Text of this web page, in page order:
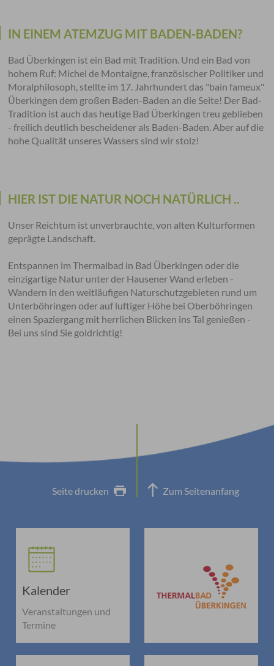
IN EINEM ATEMZUG MIT BADEN-BADEN?
Bad Überkingen ist ein Bad mit Tradition. Und ein Bad von
hohem Ruf: Michel de Montaigne, französischer Politiker und
Moralphilosoph, stellte im 17. Jahrhundert das "bain fameux"
Überkingen dem großen Baden-Baden an die Seite! Der Bad-
Tradition ist auch das heutige Bad Überkingen treu geblieben
- freilich deutlich bescheidener als Baden-Baden. Aber auf die
hohe Qualität unseres Wassers sind wir stolz!
HIER IST DIE NATUR NOCH NATÜRLICH ..
Unser Reichtum ist unverbrauchte, von alten Kulturformen
geprägte Landschaft.
Entspannen im Thermalbad in Bad Überkingen oder die
einzigartige Natur unter der Hausener Wand erleben -
Wandern in den weitläufigen Naturschutzgebieten rund um
Unterböhringen oder auf luftiger Höhe bei Oberböhringen
einen Spaziergang mit herrlichen Blicken ins Tal genießen -
Bei uns sind Sie goldrichtig!
Seite drucken Zum Seitenanfang
Kalender
Veranstaltungen und
Termine